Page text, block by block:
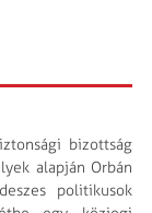
bizottság
alapján Orbán
politikusok